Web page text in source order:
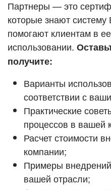
Смотреть
Партнеры — это
которые знают систему
помогают клиентам в
использовании.
получите:
Варианты
соответствии с
Практические
процессов в вашей
Расчет стоимости
компании;
Примеры
вашей отрасли;